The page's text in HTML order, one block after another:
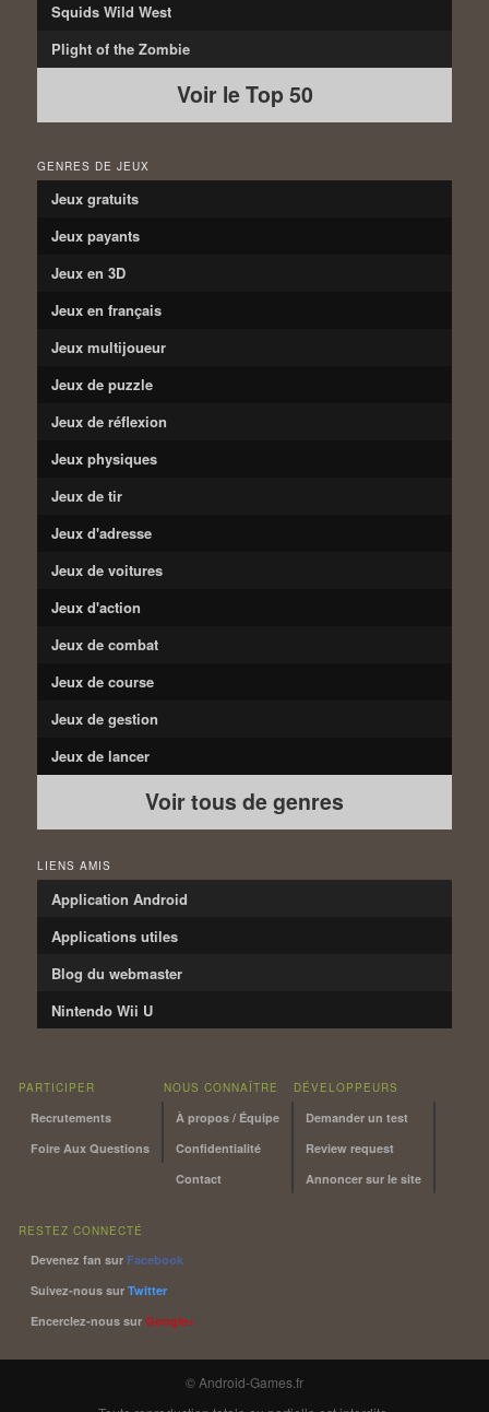
Squids Wild West
Plight of the Zombie
Voir le Top 50
GENRES DE JEUX
Jeux gratuits
Jeux payants
Jeux en 3D
Jeux en français
Jeux multijoueur
Jeux de puzzle
Jeux de réflexion
Jeux physiques
Jeux de tir
Jeux d'adresse
Jeux de voitures
Jeux d'action
Jeux de combat
Jeux de course
Jeux de gestion
Jeux de lancer
Voir tous de genres
LIENS AMIS
Application Android
Applications utiles
Blog du webmaster
Nintendo Wii U
PARTICIPER
Recrutements
Foire Aux Questions
NOUS CONNAÎTRE
À propos / Équipe
Confidentialité
Contact
DÉVELOPPEURS
Demander un test
Review request
Annoncer sur le site
RESTEZ CONNECTÉ
Devenez fan sur Facebook
Suivez-nous sur Twitter
Encerclez-nous sur Google+
© Android-Games.fr